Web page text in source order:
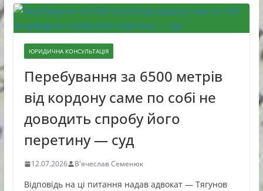
ЮРИДИЧНА КОНСУЛЬТАЦІЯ
Перебування за 6500 метрів
від кордону саме по собі не
доводить спробу його
перетину — суд
12.07.2026 В'ячеслав Семенюк
Відповідь на ці питання надав адвокат — Тягунов